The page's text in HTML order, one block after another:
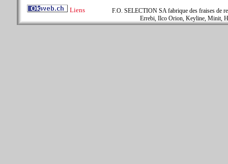
Liens
F.O. SELECTION SA fabrique des fraises de
Errebi, Ilco Orion, Keyline, Minit,